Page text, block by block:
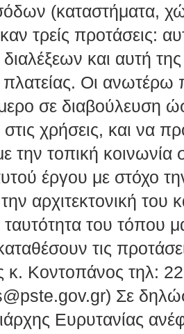
(καταστήματα,
τρείς προτάσεις:
και αυτή
Οι ανωτέρω
σε διαβούλευση
στις χρήσεις, και να
την τοπική
έργου με στόχο
αρχιτεκτονική του
του τόπου
τις
κ. Κοντοπάνος τηλ:
Σε
Ευρυτανίας